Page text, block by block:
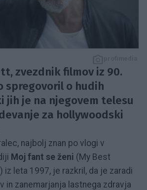
zvezdnik filmov iz 90.
spregovoril o hudih
jih je na njegovem telesu
za hollywoodski
najbolj znan po vlogi v
Moj fant se ženi (My Best
iz leta 1997, je razkril, da je zaradi
in zanemarjanja lastnega zdravja